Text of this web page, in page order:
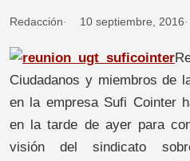
Redacción 10 septiembre, 2016
Ciudadanos y miembros de
en la empresa Sufi Cointer
en la tarde de ayer para
visión del sindicato